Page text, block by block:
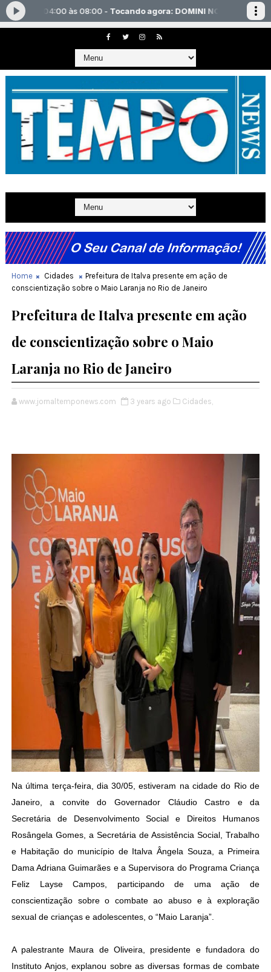
Home Cidades
Prefeitura de Italva presente em ação de
conscientização sobre o Maio Laranja no Rio de Janeiro
Prefeitura de Italva presente em ação
de conscientização sobre o Maio
Laranja no Rio de Janeiro
www.jornaltemponews.com 3 years ago Cidades,
Na última terça-feira, dia 30/05, estiveram na cidade do Rio de
Janeiro, a convite do Governador Cláudio Castro e da
Secretária de Desenvolvimento Social e Direitos Humanos
Rosângela Gomes, a Secretária de Assistência Social, Trabalho
e Habitação do município de Italva Ângela Souza, a Primeira
Dama Adriana Guimarães e a Supervisora do Programa Criança
Feliz Layse Campos, participando de uma ação de
conscientização sobre o combate ao abuso e à exploração
sexual de crianças e adolescentes, o “Maio Laranja”.
A palestrante Maura de Oliveira, presidente e fundadora do
Instituto Anjos, explanou sobre as diversas formas de combate